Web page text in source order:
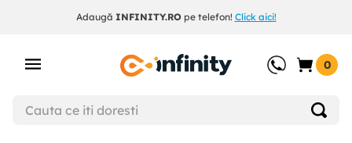
Adaugă INFINITY.ROpe telefon! Click aici!
0